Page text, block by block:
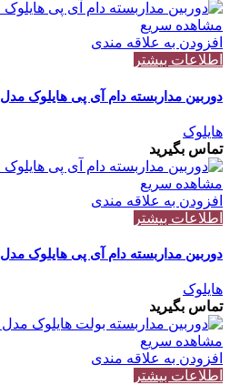
مشاهده سریع
افزودن به علاقه مندی
اطلاعات بیشتر
دوربین مداربسته دام آی پی هایلوک مدل HiLook IPC-T120
هایلوک
تماس بگیرید
مشاهده سریع
افزودن به علاقه مندی
اطلاعات بیشتر
دوربین مداربسته دام آی پی هایلوک مدل HiLook IPC-D121H
هایلوک
تماس بگیرید
مشاهده سریع
افزودن به علاقه مندی
اطلاعات بیشتر